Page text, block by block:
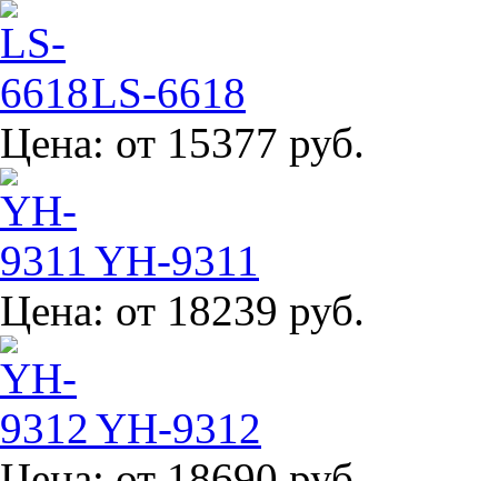
LS-6618
Цена: от 15377 руб.
YH-9311
Цена: от 18239 руб.
YH-9312